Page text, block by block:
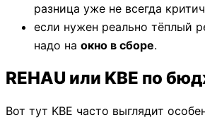
разница уже не всегда
если нужен реально тёплый
надо на окно в сборе.
REHAU или KBE по
Вот тут KBE часто выглядит